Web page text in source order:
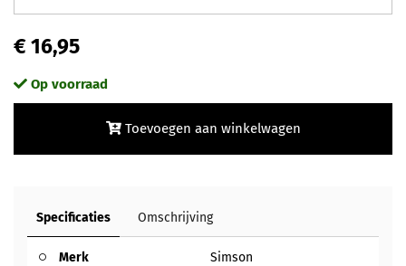
€ 16,95
Op voorraad
Toevoegen aan winkelwagen
Specificaties Omschrijving
Merk Simson